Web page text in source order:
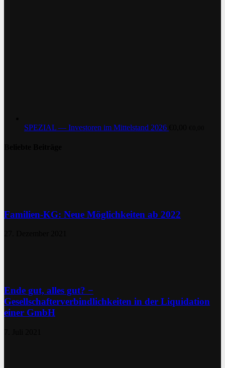
SPEZIAL — Investoren im Mittelstand 2026
Familien-KG: Neue Möglichkeiten ab 2022
Ende gut, alles gut? −
Gesellschafterverbindlichkeiten in der Liquidation
einer GmbH